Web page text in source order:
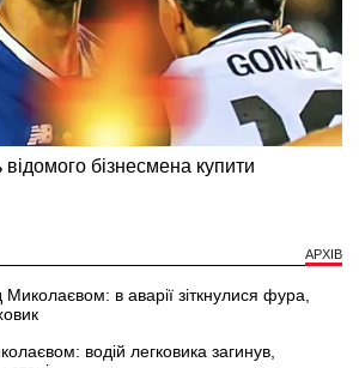
АРХІВ
в аварії зіткнулися фура,
водій легковика загинув,